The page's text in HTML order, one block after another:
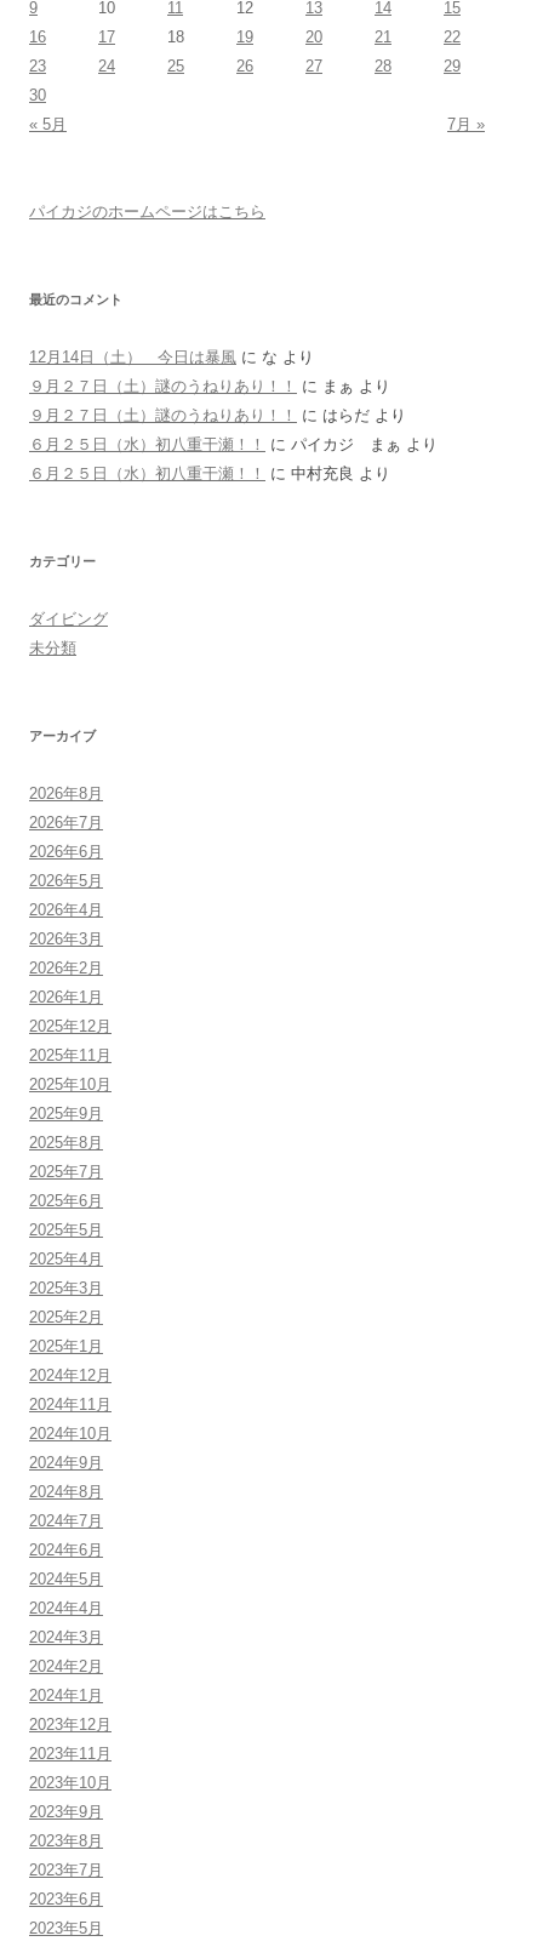
9 10 11 12 13 14
15
16
17 18 19 20 21
22
23
24 25 26 27 28
29
30
« 5月
7月 »
パイカジのホームページはこちら
最近のコメント
12月14日（土） 今日は暴風 に な より
９月２７日（土）謎のうねりあり！！
に まぁ より
９月２７日（土）謎のうねりあり！！
に はらだ より
６月２５日（水）初八重干瀬！！
に パイカジ まぁ より
６月２５日（水）初八重干瀬！！
に 中村充良 より
カテゴリー
ダイビング
未分類
アーカイブ
2026年8月
2026年7月
2026年6月
2026年5月
2026年4月
2026年3月
2026年2月
2026年1月
2025年12月
2025年11月
2025年10月
2025年9月
2025年8月
2025年7月
2025年6月
2025年5月
2025年4月
2025年3月
2025年2月
2025年1月
2024年12月
2024年11月
2024年10月
2024年9月
2024年8月
2024年7月
2024年6月
2024年5月
2024年4月
2024年3月
2024年2月
2024年1月
2023年12月
2023年11月
2023年10月
2023年9月
2023年8月
2023年7月
2023年6月
2023年5月